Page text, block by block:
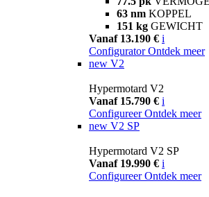
63 nm KOPPEL
151 kg GEWICHT
Vanaf 13.190 € i
Configurator Ontdek meer
new V2
Hypermotard V2
Vanaf 15.790 € i
Configureer Ontdek meer
new V2 SP
Hypermotard V2 SP
Vanaf 19.990 € i
Configureer Ontdek meer